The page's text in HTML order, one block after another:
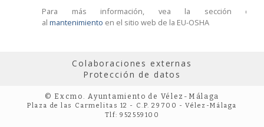
Para más información, vea la sección
al mantenimiento en el sitio web de la EU-OSHA
Colaboraciones externas
Protección de datos
© Excmo. Ayuntamiento de Vélez-Málaga
Plaza de las Carmelitas 12 - C.P. 29700 - Vélez-Málaga
Tlf: 952559100